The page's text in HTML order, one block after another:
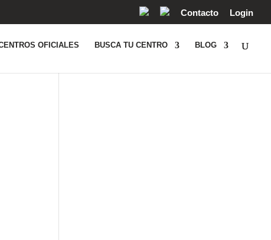
Contacto Login
OFICIALES BUSCA TU CENTRO BLOG